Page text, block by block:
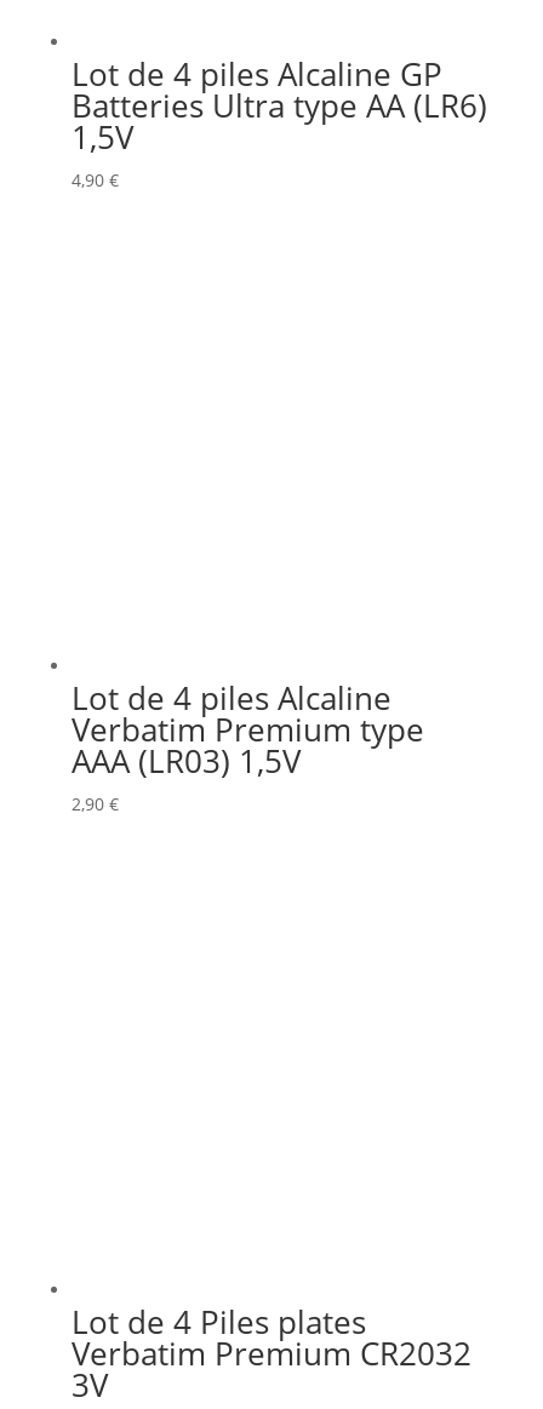
Lot de 4 piles Alcaline GP
Batteries Ultra type AA (LR6)
1,5V
4,90 €
Lot de 4 piles Alcaline
Verbatim Premium type
AAA (LR03) 1,5V
2,90 €
Lot de 4 Piles plates
Verbatim Premium CR2032
3V